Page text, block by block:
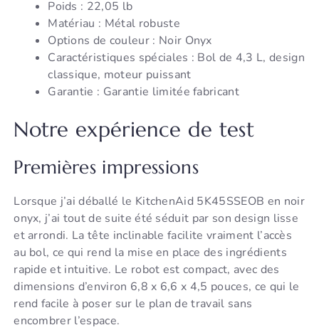
Poids : 22,05 lb
Matériau : Métal robuste
Options de couleur : Noir Onyx
Caractéristiques spéciales : Bol de 4,3 L, design
classique, moteur puissant
Garantie : Garantie limitée fabricant
Notre expérience de test
Premières impressions
Lorsque j’ai déballé le KitchenAid 5K45SSEOB en noir
onyx, j’ai tout de suite été séduit par son design lisse
et arrondi. La tête inclinable facilite vraiment l’accès
au bol, ce qui rend la mise en place des ingrédients
rapide et intuitive. Le robot est compact, avec des
dimensions d’environ 6,8 x 6,6 x 4,5 pouces, ce qui le
rend facile à poser sur le plan de travail sans
encombrer l’espace.